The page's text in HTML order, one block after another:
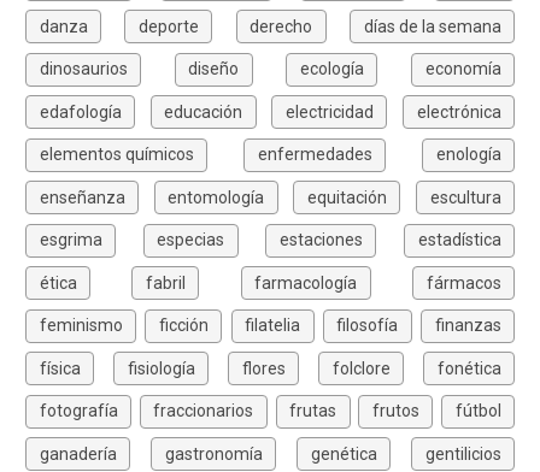
danza deporte derecho días de la semana
dinosaurios diseño ecología economía
edafología educación electricidad electrónica
elementos químicos enfermedades enología
enseñanza entomología equitación escultura
esgrima especias estaciones estadística
ética fabril farmacología fármacos
feminismo ficción filatelia filosofía finanzas
física fisiología flores folclore fonética
fotografía fraccionarios frutas frutos fútbol
ganadería gastronomía genética gentilicios